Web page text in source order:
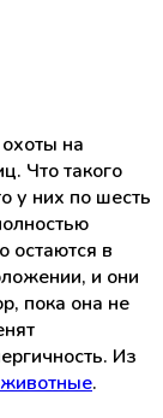
на
Что такого
у них по шесть
остаются в
и они
пока она не
Из
.